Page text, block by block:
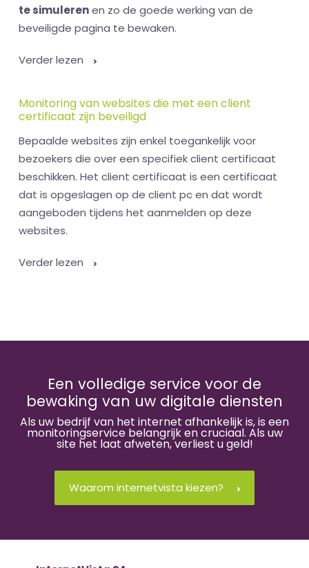
te simulerenen zo de goede werking van de
beveiligde pagina te bewaken.
Verder lezen
Monitoring van websites die met een client
certificaat zijn beveiligd
Bepaalde websites zijn enkel toegankelijk voor
bezoekers die over een specifiek client certificaat
beschikken. Het client certificaat is een certificaat
dat is opgeslagen op de client pc en dat wordt
aangeboden tijdens het aanmelden op deze
websites.
Verder lezen
Een volledige service voor de
bewaking van uw digitale diensten
Als uw bedrijf van het internet afhankelijk is, is een
monitoringservice belangrijk en cruciaal. Als uw
site het laat afweten, verliest u geld!
Waarom internetvista kiezen?